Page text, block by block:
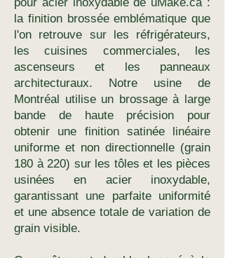
la finition brossée emblématique que
l'on retrouve sur les réfrigérateurs,
les cuisines commerciales, les
ascenseurs et les panneaux
architecturaux. Notre usine de
Montréal utilise un brossage à large
bande de haute précision pour
obtenir une finition satinée linéaire
uniforme et non directionnelle (grain
180 à 220) sur les tôles et les pièces
usinées en acier inoxydable,
garantissant une parfaite uniformité
et une absence totale de variation de
grain visible.